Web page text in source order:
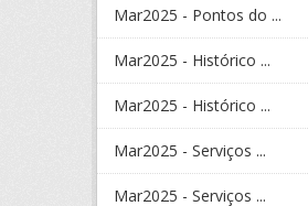
Mar2025 - Pontos do ...
Mar2025 - Histórico ...
Mar2025 - Histórico ...
Mar2025 - Serviços ...
Mar2025 - Serviços ...